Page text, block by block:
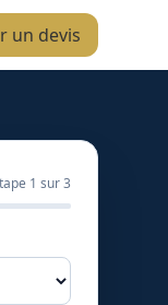
un devis
1 sur 3